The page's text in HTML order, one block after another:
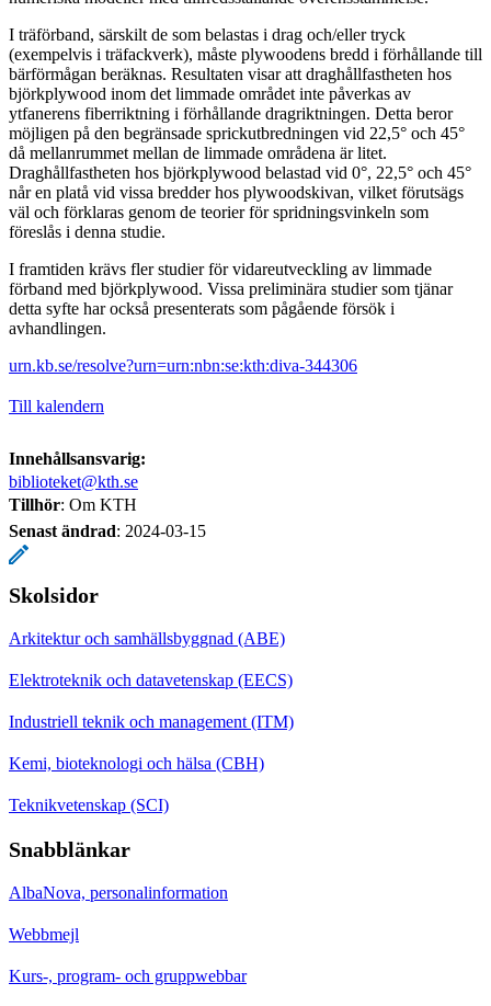
I träförband, särskilt de som belastas i drag och/eller tryck
(exempelvis i träfackverk), måste plywoodens bredd i förhållande till
bärförmågan beräknas. Resultaten visar att draghållfastheten hos
björkplywood inom det limmade området inte påverkas av
ytfanerens fiberriktning i förhållande dragriktningen. Detta beror
möjligen på den begränsade sprickutbredningen vid 22,5° och 45°
då mellanrummet mellan de limmade områdena är litet.
Draghållfastheten hos björkplywood belastad vid 0°, 22,5° och 45°
når en platå vid vissa bredder hos plywoodskivan, vilket förutsägs
väl och förklaras genom de teorier för spridningsvinkeln som
föreslås i denna studie.
I framtiden krävs fler studier för vidareutveckling av limmade
förband med björkplywood. Vissa preliminära studier som tjänar
detta syfte har också presenterats som pågående försök i
avhandlingen.
urn.kb.se/resolve?urn=urn:nbn:se:kth:diva-344306
Till kalendern
Innehållsansvarig:
biblioteket@kth.se
Tillhör: Om KTH
Senast ändrad: 2024-03-15
Skolsidor
Arkitektur och samhällsbyggnad (ABE)
Elektroteknik och datavetenskap (EECS)
Industriell teknik och management (ITM)
Kemi, bioteknologi och hälsa (CBH)
Teknikvetenskap (SCI)
Snabblänkar
AlbaNova, personalinformation
Webbmejl
Kurs-, program- och gruppwebbar